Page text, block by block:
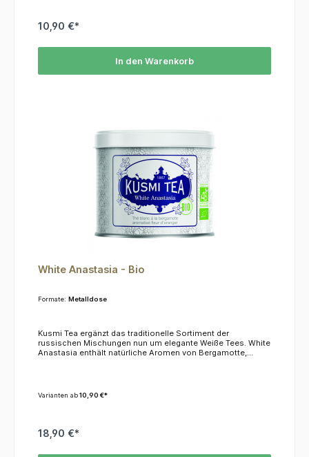
10,90 €*
In den Warenkorb
White Anastasia - Bio
Formate: Metalldose
Kusmi Tea ergänzt das traditionelle Sortiment der
russischen Mischungen nun um elegante Weiße Tees. White
Anastasia enthält natürliche Aromen von Bergamotte,
Varianten ab10,90 €*
18,90 €*